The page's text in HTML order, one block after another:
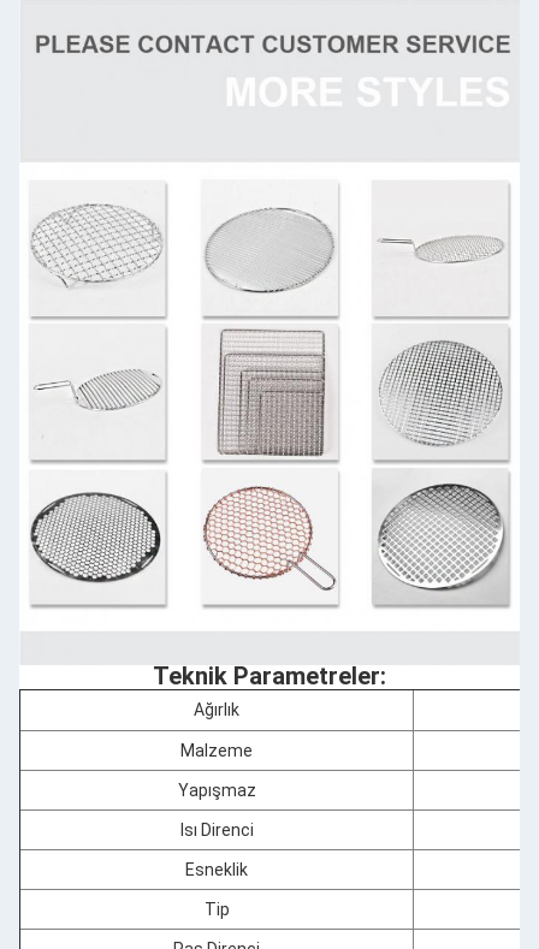
Teknik Parametreler:
Ağırlık
Malzeme
Yapışmaz
Isı Direnci
Esneklik
Tip